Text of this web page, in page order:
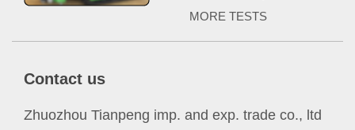
MORE TESTS
Contact us
Zhuozhou Tianpeng imp. and exp. trade co., ltd